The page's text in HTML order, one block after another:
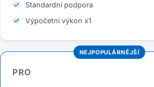
Standardní podpora
Výpočetní výkon x1
NEJPOPULÁRNĚJŠÍ
PRO